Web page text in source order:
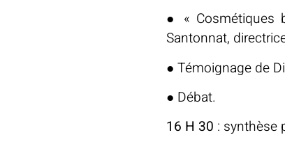
● « Cosmétiques
Santonnat,
● Témoignage de
● Débat.
16 H 30 : synthèse